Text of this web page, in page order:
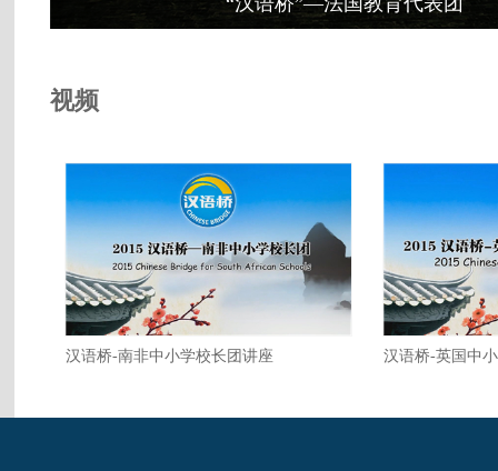
视频
汉语桥-南非中小学校长团讲座 汉语桥-英国中